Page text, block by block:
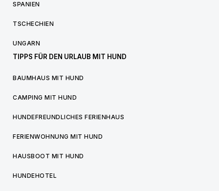
SPANIEN
TSCHECHIEN
UNGARN
TIPPS FÜR DEN URLAUB MIT HUND
BAUMHAUS MIT HUND
CAMPING MIT HUND
HUNDEFREUNDLICHES FERIENHAUS
FERIENWOHNUNG MIT HUND
HAUSBOOT MIT HUND
HUNDEHOTEL